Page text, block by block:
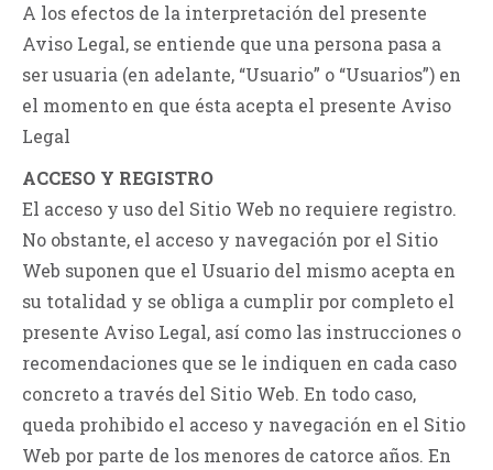
A los efectos de la interpretación del presente
Aviso Legal, se entiende que una persona pasa a
ser usuaria (en adelante, “Usuario” o “Usuarios”) en
el momento en que ésta acepta el presente Aviso
Legal
ACCESO Y REGISTRO
El acceso y uso del Sitio Web no requiere registro.
No obstante, el acceso y navegación por el Sitio
Web suponen que el Usuario del mismo acepta en
su totalidad y se obliga a cumplir por completo el
presente Aviso Legal, así como las instrucciones o
recomendaciones que se le indiquen en cada caso
concreto a través del Sitio Web. En todo caso,
queda prohibido el acceso y navegación en el Sitio
Web por parte de los menores de catorce años. En